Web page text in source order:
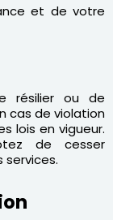
et de votre
résilier ou de
cas de violation
lois en vigueur.
de cesser